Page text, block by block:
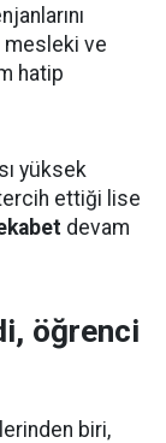
mesleki ve
hatip
yüksek
ettiği lise
devam
öğrenci
biri,